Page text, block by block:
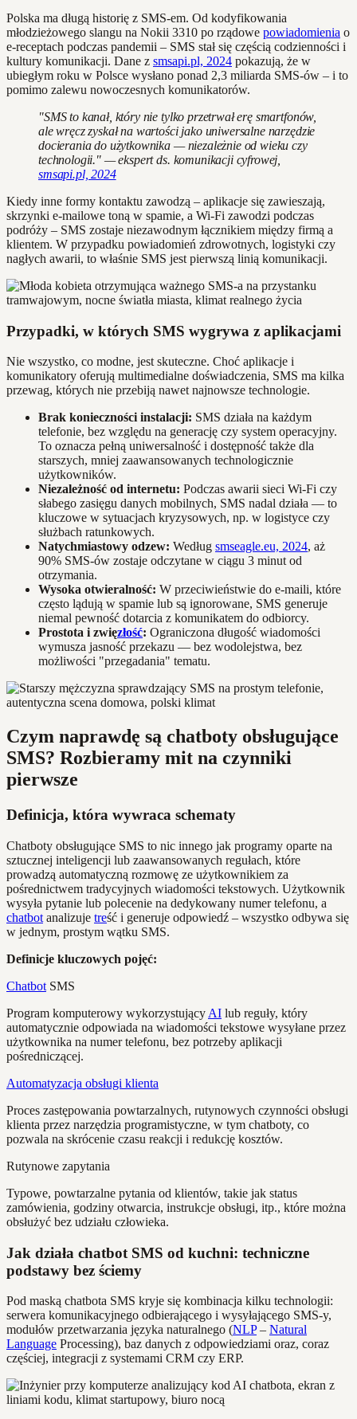
Polska ma długą historię z SMS-em. Od kodyfikowania
młodzieżowego slangu na Nokii 3310 po rządowe powiadomienia o
e-receptach podczas pandemii – SMS stał się częścią codzienności i
kultury komunikacji. Dane z smsapi.pl, 2024 pokazują, że w
ubiegłym roku w Polsce wysłano ponad 2,3 miliarda SMS-ów – i to
pomimo zalewu nowoczesnych komunikatorów.
"SMS to kanał, który nie tylko przetrwał erę smartfonów,
ale wręcz zyskał na wartości jako uniwersalne narzędzie
docierania do użytkownika — niezależnie od wieku czy
technologii." — ekspert ds. komunikacji cyfrowej,
smsapi.pl, 2024
Kiedy inne formy kontaktu zawodzą – aplikacje się zawieszają,
skrzynki e-mailowe toną w spamie, a Wi-Fi zawodzi podczas
podróży – SMS zostaje niezawodnym łącznikiem między firmą a
klientem. W przypadku powiadomień zdrowotnych, logistyki czy
nagłych awarii, to właśnie SMS jest pierwszą linią komunikacji.
Przypadki, w których SMS wygrywa z aplikacjami
Nie wszystko, co modne, jest skuteczne. Choć aplikacje i
komunikatory oferują multimedialne doświadczenia, SMS ma kilka
przewag, których nie przebiją nawet najnowsze technologie.
Brak konieczności instalacji: SMS działa na każdym
telefonie, bez względu na generację czy system operacyjny.
To oznacza pełną uniwersalność i dostępność także dla
starszych, mniej zaawansowanych technologicznie
użytkowników.
Niezależność od internetu: Podczas awarii sieci Wi-Fi czy
słabego zasięgu danych mobilnych, SMS nadal działa — to
kluczowe w sytuacjach kryzysowych, np. w logistyce czy
służbach ratunkowych.
Natychmiastowy odzew: Według smseagle.eu, 2024, aż
90% SMS-ów zostaje odczytane w ciągu 3 minut od
otrzymania.
Wysoka otwieralność: W przeciwieństwie do e-maili, które
często lądują w spamie lub są ignorowane, SMS generuje
niemal pewność dotarcia z komunikatem do odbiorcy.
Prostota i zwięzłość: Ograniczona długość wiadomości
wymusza jasność przekazu — bez wodolejstwa, bez
możliwości "przegadania" tematu.
Czym naprawdę są chatboty obsługujące
SMS? Rozbieramy mit na czynniki
pierwsze
Definicja, która wywraca schematy
Chatboty obsługujące SMS to nic innego jak programy oparte na
sztucznej inteligencji lub zaawansowanych regułach, które
prowadzą automatyczną rozmowę ze użytkownikiem za
pośrednictwem tradycyjnych wiadomości tekstowych. Użytkownik
wysyła pytanie lub polecenie na dedykowany numer telefonu, a
chatbot analizuje treść i generuje odpowiedź – wszystko odbywa się
w jednym, prostym wątku SMS.
Definicje kluczowych pojęć:
Chatbot SMS
Program komputerowy wykorzystujący AI lub reguły, który
automatycznie odpowiada na wiadomości tekstowe wysyłane przez
użytkownika na numer telefonu, bez potrzeby aplikacji
pośredniczącej.
Automatyzacja obsługi klienta
Proces zastępowania powtarzalnych, rutynowych czynności obsługi
klienta przez narzędzia programistyczne, w tym chatboty, co
pozwala na skrócenie czasu reakcji i redukcję kosztów.
Rutynowe zapytania
Typowe, powtarzalne pytania od klientów, takie jak status
zamówienia, godziny otwarcia, instrukcje obsługi, itp., które można
obsłużyć bez udziału człowieka.
Jak działa chatbot SMS od kuchni: techniczne
podstawy bez ściemy
Pod maską chatbota SMS kryje się kombinacja kilku technologii:
serwera komunikacyjnego odbierającego i wysyłającego SMS-y,
modułów przetwarzania języka naturalnego (NLP– Natural
Language Processing), baz danych z odpowiedziami oraz, coraz
częściej, integracji z systemami CRM czy ERP.